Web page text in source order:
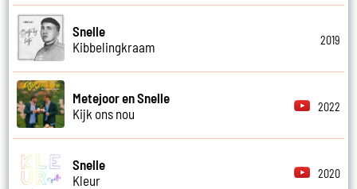
Snelle
Kibbelingkraam
2019
Metejoor en Snelle
Kijk ons nou
2022
Snelle
Kleur
2020